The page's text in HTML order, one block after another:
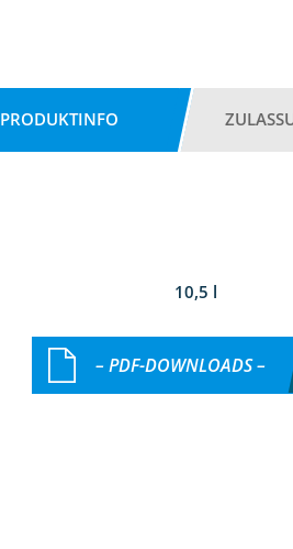
PRODUKTINFO
10,5 l
– PDF-DOWNLOADS –